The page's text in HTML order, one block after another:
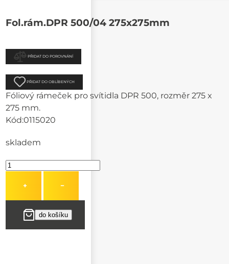
Fol.rám.DPR 500/04 275x275mm
PŘIDAT DO POROVNÁNÍ
PŘIDAT DO OBLÍBENÝCH
Fóliový rámeček pro svítidla DPR 500, rozměr 275 x
275 mm.
Kód:0115020
skladem
+ −